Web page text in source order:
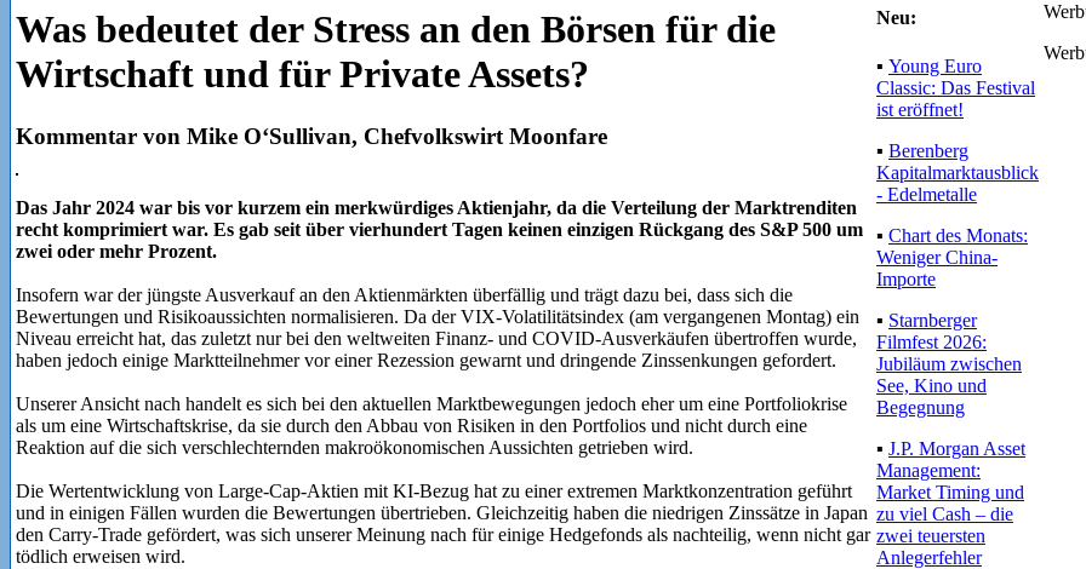
Was bedeutet der Stress an den Börsen für die
Wirtschaft und für Private Assets?
Kommentar von Mike O‘Sullivan, Chefvolkswirt Moonfare
Das Jahr 2024 war bis vor kurzem ein merkwürdiges Aktienjahr, da die Verteilung der Marktrenditen
recht komprimiert war. Es gab seit über vierhundert Tagen keinen einzigen Rückgang des S&P 500 um
zwei oder mehr Prozent.
Insofern war der jüngste Ausverkauf an den Aktienmärkten überfällig und trägt dazu bei, dass sich die
Bewertungen und Risikoaussichten normalisieren. Da der VIX-Volatilitätsindex (am vergangenen Montag) ein
Niveau erreicht hat, das zuletzt nur bei den weltweiten Finanz- und COVID-Ausverkäufen übertroffen wurde,
haben jedoch einige Marktteilnehmer vor einer Rezession gewarnt und dringende Zinssenkungen gefordert.
Unserer Ansicht nach handelt es sich bei den aktuellen Marktbewegungen jedoch eher um eine Portfoliokrise
als um eine Wirtschaftskrise, da sie durch den Abbau von Risiken in den Portfolios und nicht durch eine
Reaktion auf die sich verschlechternden makroökonomischen Aussichten getrieben wird.
Die Wertentwicklung von Large-Cap-Aktien mit KI-Bezug hat zu einer extremen Marktkonzentration geführt
und in einigen Fällen wurden die Bewertungen übertrieben. Gleichzeitig haben die niedrigen Zinssätze in Japan
den Carry-Trade gefördert, was sich unserer Meinung nach für einige Hedgefonds als nachteilig, wenn nicht gar
tödlich erweisen wird.
Neu:
▪ Young Euro
Classic: Das Festival
ist eröffnet!
▪ Berenberg
Kapitalmarktausblick
- Edelmetalle
▪ Chart des Monats:
Weniger China-
Importe
▪ Starnberger
Filmfest 2026:
Jubiläum zwischen
See, Kino und
Begegnung
▪ J.P. Morgan Asset
Management:
Market Timing und
zu viel Cash – die
zwei teuersten
Anlegerfehler